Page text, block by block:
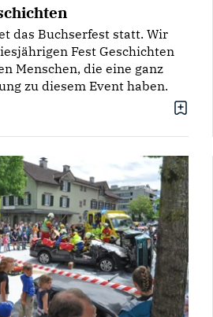
das Buchserfest statt. Wir
Fest Geschichten
Menschen, die eine ganz
zu diesem Event haben.